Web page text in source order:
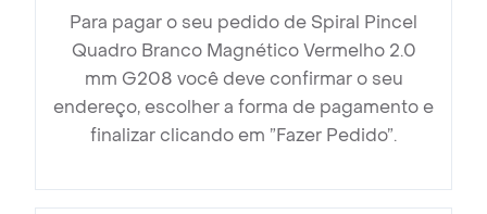
Para pagar o seu pedido de Spiral Pincel
Quadro Branco Magnético Vermelho 2.0
mm G208 você deve confirmar o seu
endereço, escolher a forma de pagamento e
finalizar clicando em ”Fazer Pedido”.